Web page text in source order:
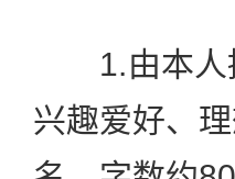
1.由本人撰
兴趣爱好、